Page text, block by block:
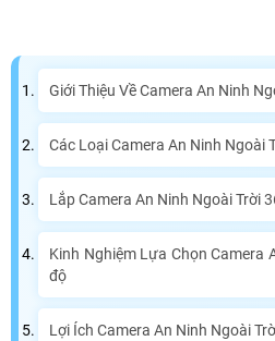
Giới Thiệu Về Camera An Ninh
Các Loại Camera An Ninh Ngoài
Lắp Camera An Ninh Ngoài Trời
Kinh Nghiệm Lựa Chọn Camera
độ
Lợi Ích Camera An Ninh Ngoài